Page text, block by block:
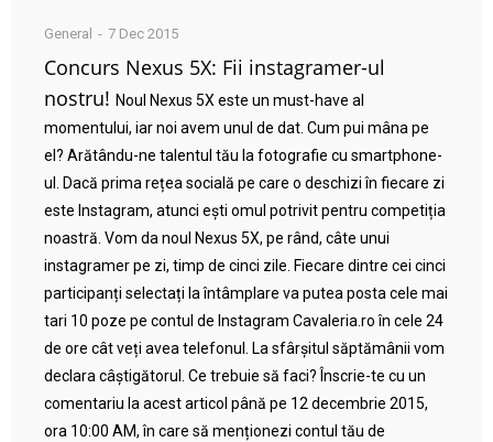
General 7 Dec 2015
Concurs Nexus 5X: Fii instagramer-ul
nostru! Noul Nexus 5X este un must-have al
momentului, iar noi avem unul de dat. Cum pui mâna pe
el? Arătându-ne talentul tău la fotografie cu smartphone-
ul. Dacă prima rețea socială pe care o deschizi în fiecare zi
este Instagram, atunci ești omul potrivit pentru competiția
noastră. Vom da noul Nexus 5X, pe rând, câte unui
instagramer pe zi, timp de cinci zile. Fiecare dintre cei cinci
participanți selectați la întâmplare va putea posta cele mai
tari 10 poze pe contul de Instagram Cavaleria.ro în cele 24
de ore cât veți avea telefonul. La sfârșitul săptămânii vom
declara câștigătorul. Ce trebuie să faci? Înscrie-te cu un
comentariu la acest articol până pe 12 decembrie 2015,
ora 10:00 AM, în care să menționezi contul tău de